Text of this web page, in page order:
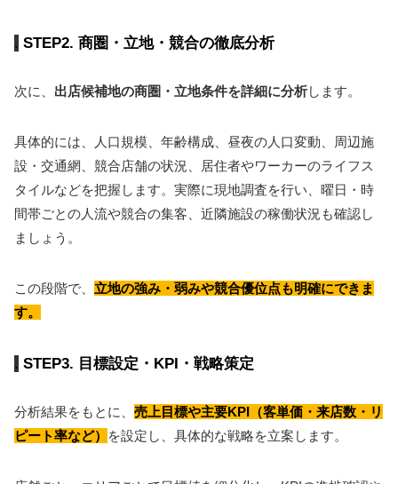
STEP2. 商圏・立地・競合の徹底分析
次に、 出店候補地の商圏・立地条件を詳細に分析します。
具体的には、人口規模、年齢構成、昼夜の人口変動、周辺施
設・交通網、競合店舗の状況、居住者やワーカーのライフス
タイルなどを把握します。実際に現地調査を行い、曜日・時
間帯ごとの人流や競合の集客、近隣施設の稼働状況も確認し
ましょう。
この段階で、 立地の強み・弱みや競合優位点も明確にできま
す。
STEP3. 目標設定・KPI・戦略策定
分析結果をもとに、 売上目標や主要KPI（客単価・来店数・リ
ピート率など）
を設定し、具体的な戦略を立案します。